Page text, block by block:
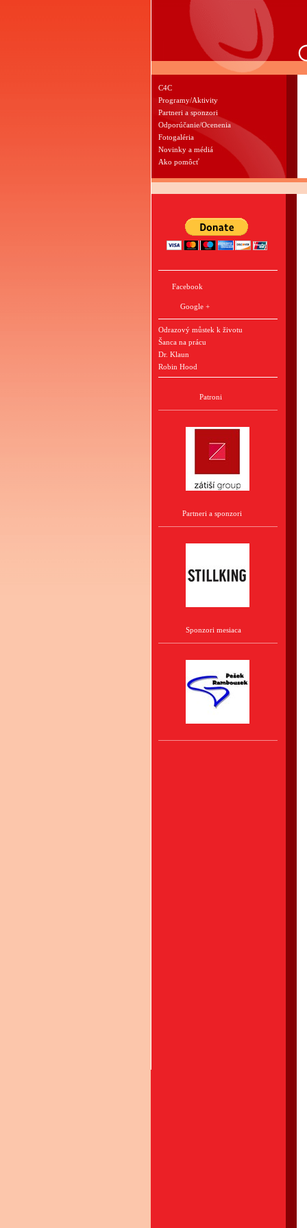
C4C
Programy/Aktivity
Partneri a sponzori
Odporúčanie/Ocenenia
Fotogaléria
Novinky a médiá
Ako pomôcť
Facebook
Google +
Odrazový můstek k životu
Šanca na prácu
Dr. Klaun
Robin Hood
Patroni
Partneri a sponzori
Sponzori mesiaca